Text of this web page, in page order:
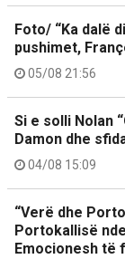
Foto/ “Ka dalë
pushimet,
05/08 21:56
Si e solli Nolan
Damon dhe
04/08 15:09
“Verë dhe
Portokallisë
Emocionesh